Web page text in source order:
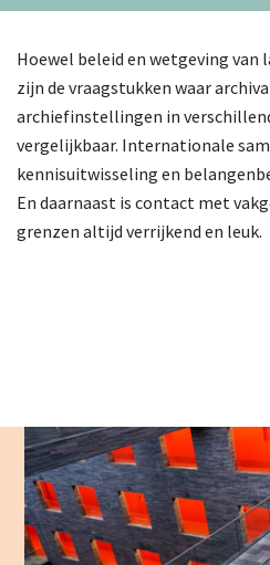
Hoewel beleid en wetgeving
zijn de vraagstukken waar
archiefinstellingen in
vergelijkbaar. Internationale
kennisuitwisseling en
En daarnaast is contact met
grenzen altijd verrijkend en leuk.